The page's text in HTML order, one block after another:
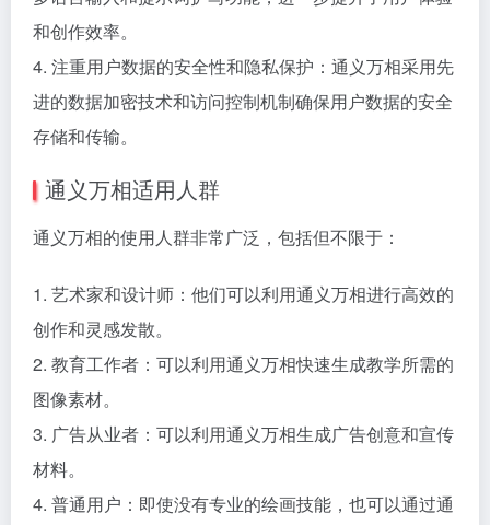
和创作效率。
4. 注重用户数据的安全性和隐私保护：通义万相采用先
进的数据加密技术和访问控制机制确保用户数据的安全
存储和传输。
通义万相适用人群
通义万相的使用人群非常广泛，包括但不限于：
1. 艺术家和设计师：他们可以利用通义万相进行高效的
创作和灵感发散。
2. 教育工作者：可以利用通义万相快速生成教学所需的
图像素材。
3. 广告从业者：可以利用通义万相生成广告创意和宣传
材料。
4. 普通用户：即使没有专业的绘画技能，也可以通过通